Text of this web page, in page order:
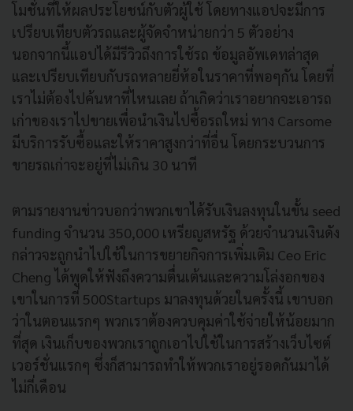
โมชั่นที่ให้ผลประโยชน์กับตัวผู้ใช้ โดยทางแอปจะมีการ
เปรียบเทียบตัวรถและผู้จัดจำหน่ายกว่า 5 ตัวอย่าง
นอกจากนี้แอปได้มีรีวิวถึงการใช้รถ ข้อมูลอัพเดทล่าสุด
และเปรียบเทียบกับรถหลายยี่ห้อในราคาที่พอๆกัน โดยที่
เราไม่ต้องไปค้นหาที่ไหนเลย ถ้าเกิดว่าเราอยากจะเอารถ
เก่าของเราไปขายเพื่อนำเงินไปซื้อรถใหม่ ทาง Carsome
มีบริการรับซื้อและให้ราคาสูงกว่าที่อื่น โดยกระบวนการ
ขายรถเก่าจะอยู่ที่ไม่เกิน 30 นาที
ตามรายงานข่าวบอกว่าพวกเขาได้รับเงินลงทุนในขั้น seed
funding จำนวน 350,000 เหรียญสหรัฐ ด้วยจำนวนเงินดัง
กล่าวจะถูกนำไปใช้ในการขยายกิจการเพิ่มเติม Ceo Eric
Cheng ได้พูดให้ฟังถึงความตื่นเต้นและความโล่งอกของ
เขาในการที่ 500Startups มาลงทุนด้วยในครั้งนี้ เขาบอก
ว่าในตอนแรกๆ พวกเราต้องควบคุมค่าใช้จ่ายให้น้อยมาก
ที่สุด เงินเก็บของพวกเราถูกเอาไปใช้ในการสร้างเว็บไซต์
เวอร์ชั่นแรกๆ ซึ่งก็สามารถทำให้พวกเราอยู่รอดกันมาได้
ไม่กี่เดือน